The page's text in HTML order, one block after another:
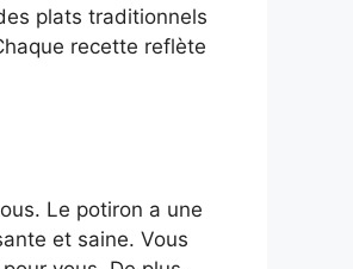
plats traditionnels
recette reflète
Le potiron a une
et saine. Vous